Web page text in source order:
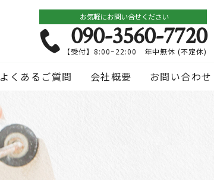
お気軽にお問い合せください
090-3560-7720
【受付】8:00~22:00 年中無休 (不定休)
よくあるご質問 会社概要 お問い合わせ